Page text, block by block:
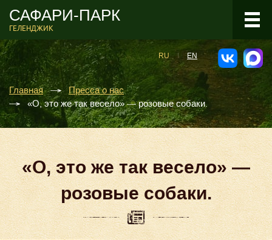
САФАРИ-ПАРК
ГЕЛЕНДЖИК
RU EN
Главная
Пресса о нас
«О, это же так весело» — розовые собаки.
«О, это же так весело» —
розовые собаки.